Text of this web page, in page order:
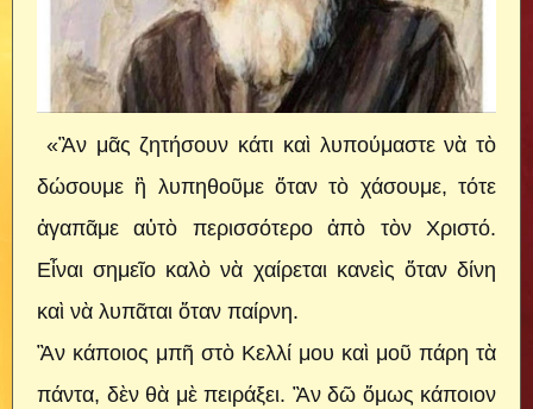
«Ἂν μᾶς ζητήσουν κάτι καὶ λυπούμαστε νὰ τὸ
δώσουμε ἢ λυπηθοῦμε ὅταν τὸ χάσουμε, τότε
ἀγαπᾶμε αὐτὸ περισσότερο ἀπὸ τὸν Χριστό.
Εἶναι σημεῖο καλὸ νὰ χαίρεται κανεὶς ὅταν δίνη
καὶ νὰ λυπᾶται ὅταν παίρνη.
Ἂν κάποιος μπῆ στὸ Κελλί μου καὶ μοῦ πάρη τὰ
πάντα, δὲν θὰ μὲ πειράξει. Ἂν δῶ ὅμως κάποιον